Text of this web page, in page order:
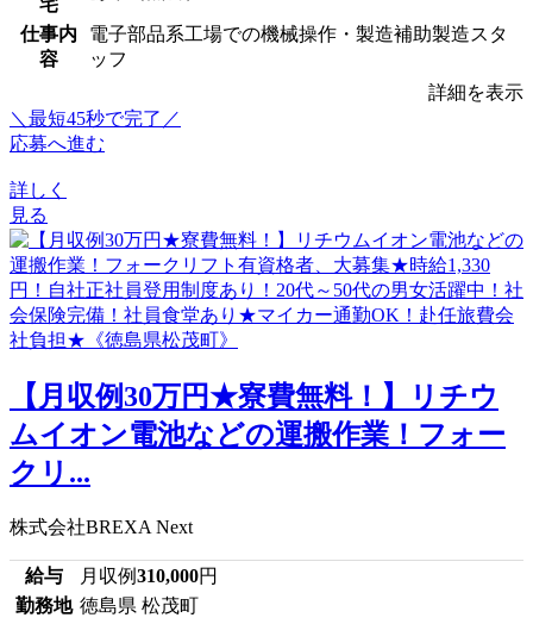
宅
仕事内
容
電子部品系工場での機械操作・製造補助製造スタ
ッフ
詳細を表示
＼最短45秒で完了／
応募へ進む
詳しく
見る
【月収例30万円★寮費無料！】リチウ
ムイオン電池などの運搬作業！フォー
クリ...
株式会社BREXA Next
給与 月収例310,000円
勤務地 徳島県 松茂町